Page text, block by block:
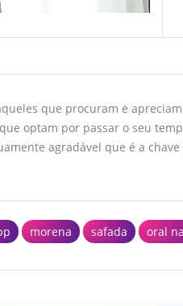
AnteriorSegue
que procuram e
optam por passar o seu
agradável que é a
morena safada oral